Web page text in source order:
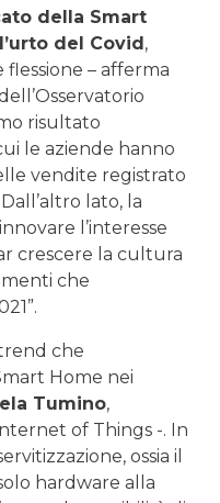
della Smart
del Covid,
– afferma
risultato
le aziende hanno
vendite registrato
lato, la
l’interesse
crescere la cultura
che
che
Home nei
Tumino,
of Things -. In
ossia il
hardware alla